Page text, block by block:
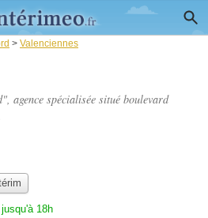
> Valenciennes
agence spécialisée situé boulevard
18h